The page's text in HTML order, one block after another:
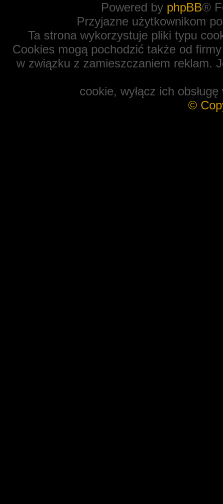
Powered by phpBB®
Przyjazne użytkownikom
Ta strona wykorzystuje pliki typu
Cookies mogą pochodzić także od
w związku z zamieszczaniem reklam.
cookie, wyłącz ich
©